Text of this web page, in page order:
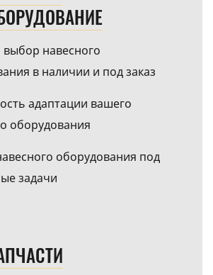
навесного
в наличии и под заказ
адаптации вашего
оборудования
оборудования под
задачи